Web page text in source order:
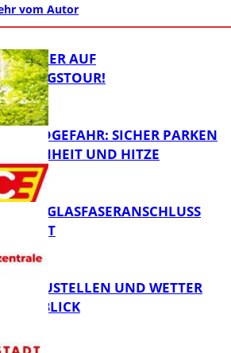
vom Autor
JÄGER AUF
SICHER PARKEN
UND HITZE
EIN GLASFASERANSCHLUSS
IST
BAUSTELLEN UND WETTER
IM BLICK